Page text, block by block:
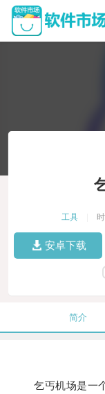
工具
安卓下载
简介
乞丐机场是一个